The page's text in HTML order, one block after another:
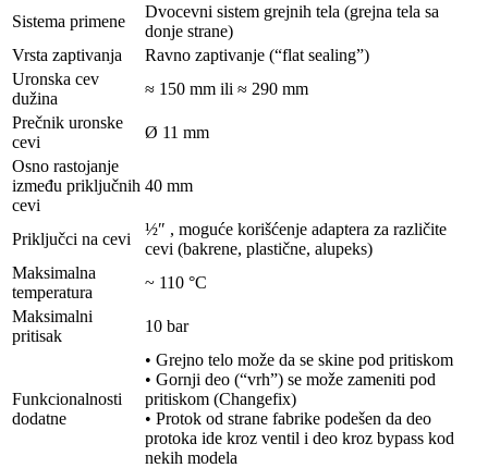
Sistema primene
Dvocevni sistem grejnih tela (grejna tela sa
donje strane)
Vrsta zaptivanja
Ravno zaptivanje (“flat sealing”)
Uronska cev
dužina
≈ 150 mm ili ≈ 290 mm
Prečnik uronske
cevi
Ø 11 mm
Osno rastojanje
između priključnih
cevi
40 mm
Priključci na cevi
½″ , moguće korišćenje adaptera za različite
cevi (bakrene, plastične, alupeks)
Maksimalna
temperatura
~ 110 °C
Maksimalni
pritisak
10 bar
Funkcionalnosti
dodatne
• Grejno telo može da se skine pod pritiskom
• Gornji deo (“vrh”) se može zameniti pod
pritiskom (Changefix)
• Protok od strane fabrike podešen da deo
protoka ide kroz ventil i deo kroz bypass kod
nekih modela